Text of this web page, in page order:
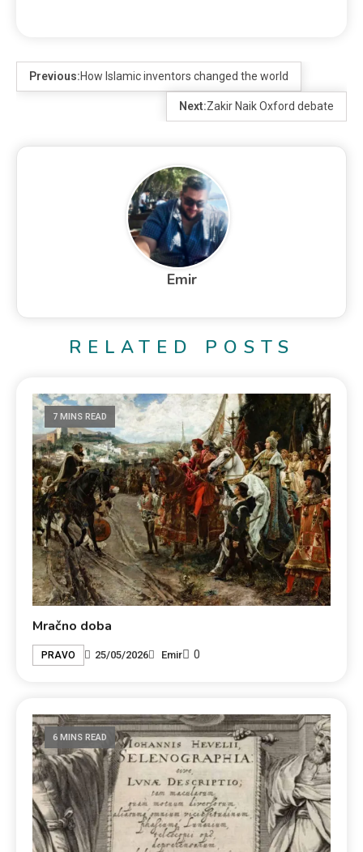
Previous:How Islamic inventors changed the world
Next:Zakir Naik Oxford debate
Emir
RELATED POSTS
7 MINS READ
Mračno doba
PRAVO 25/05/2026 Emir 0
6 MINS READ